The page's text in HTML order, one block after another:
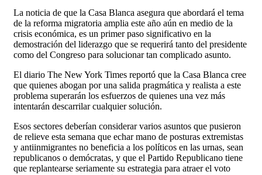
La noticia de que la Casa Blanca asegura que abordará el tema
de la reforma migratoria amplia este año aún en medio de la
crisis económica, es un primer paso significativo en la
demostración del liderazgo que se requerirá tanto del presidente
como del Congreso para solucionar tan complicado asunto.
El diario The New York Times reportó que la Casa Blanca cree
que quienes abogan por una salida pragmática y realista a este
problema superarán los esfuerzos de quienes una vez más
intentarán descarrilar cualquier solución.
Esos sectores deberían considerar varios asuntos que pusieron
de relieve esta semana que echar mano de posturas extremistas
y antiinmigrantes no beneficia a los políticos en las urnas, sean
republicanos o demócratas, y que el Partido Republicano tiene
que replantearse seriamente su estrategia para atraer el voto